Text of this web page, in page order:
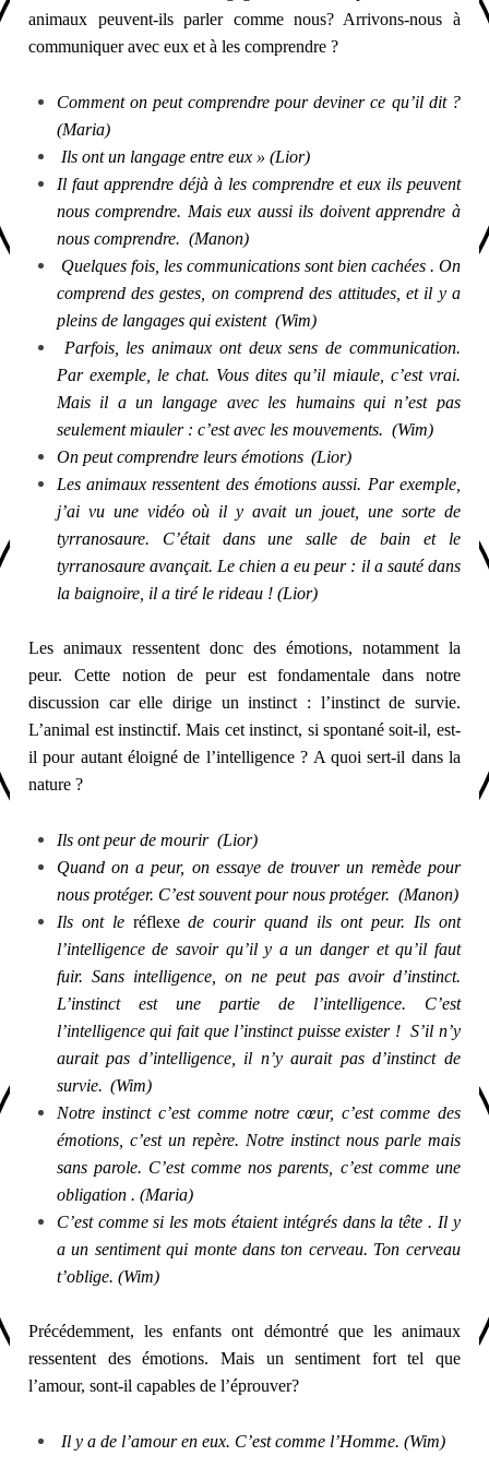
animaux peuvent-ils parler comme nous? Arrivons-nous à
communiquer avec eux et à les comprendre ?
Comment on peut comprendre pour deviner ce qu’il dit ?
(Maria)
Ils ont un langage entre eux » (Lior)
Il faut apprendre déjà à les comprendre et eux ils peuvent
nous comprendre. Mais eux aussi ils doivent apprendre à
nous comprendre. (Manon)
Quelques fois, les communications sont bien cachées . On
comprend des gestes, on comprend des attitudes, et il y a
pleins de langages qui existent (Wim)
Parfois, les animaux ont deux sens de communication.
Par exemple, le chat. Vous dites qu’il miaule, c’est vrai.
Mais il a un langage avec les humains qui n’est pas
seulement miauler : c’est avec les mouvements. (Wim)
On peut comprendre leurs émotions (Lior)
Les animaux ressentent des émotions aussi. Par exemple,
j’ai vu une vidéo où il y avait un jouet, une sorte de
tyrranosaure. C’était dans une salle de bain et le
tyrranosaure avançait. Le chien a eu peur : il a sauté dans
la baignoire, il a tiré le rideau ! (Lior)
Les animaux ressentent donc des émotions, notamment la
peur. Cette notion de peur est fondamentale dans notre
discussion car elle dirige un instinct : l’instinct de survie.
L’animal est instinctif. Mais cet instinct, si spontané soit-il, est-
il pour autant éloigné de l’intelligence ? A quoi sert-il dans la
nature ?
Ils ont peur de mourir (Lior)
Quand on a peur, on essaye de trouver un remède pour
nous protéger. C’est souvent pour nous protéger. (Manon)
Ils ont le réflexe de courir quand ils ont peur. Ils ont
l’intelligence de savoir qu’il y a un danger et qu’il faut
fuir. Sans intelligence, on ne peut pas avoir d’instinct.
L’instinct est une partie de l’intelligence. C’est
l’intelligence qui fait que l’instinct puisse exister ! S’il n’y
aurait pas d’intelligence, il n’y aurait pas d’instinct de
survie. (Wim)
Notre instinct c’est comme notre cœur, c’est comme des
émotions, c’est un repère. Notre instinct nous parle mais
sans parole. C’est comme nos parents, c’est comme une
obligation . (Maria)
C’est comme si les mots étaient intégrés dans la tête . Il y
a un sentiment qui monte dans ton cerveau. Ton cerveau
t’oblige. (Wim)
Précédemment, les enfants ont démontré que les animaux
ressentent des émotions. Mais un sentiment fort tel que
l’amour, sont-il capables de l’éprouver?
Il y a de l’amour en eux. C’est comme l’Homme. (Wim)